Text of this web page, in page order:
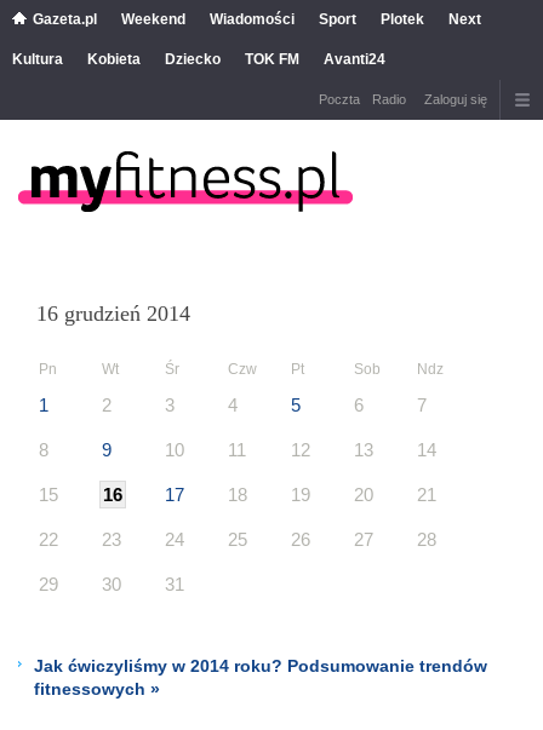
Gazeta.pl Weekend Wiadomości Sport Plotek Next
Kultura Kobieta Dziecko TOK FM Avanti24
Poczta Radio Zaloguj się
16 grudzień 2014
Pn Wt Śr Czw Pt Sob Ndz
1 2 3 4 5 6 7
8 9 10 11 12 13 14
15 16 17 18 19 20 21
22 23 24 25 26 27 28
29 30 31
Jak ćwiczyliśmy w 2014 roku? Podsumowanie trendów
fitnessowych »